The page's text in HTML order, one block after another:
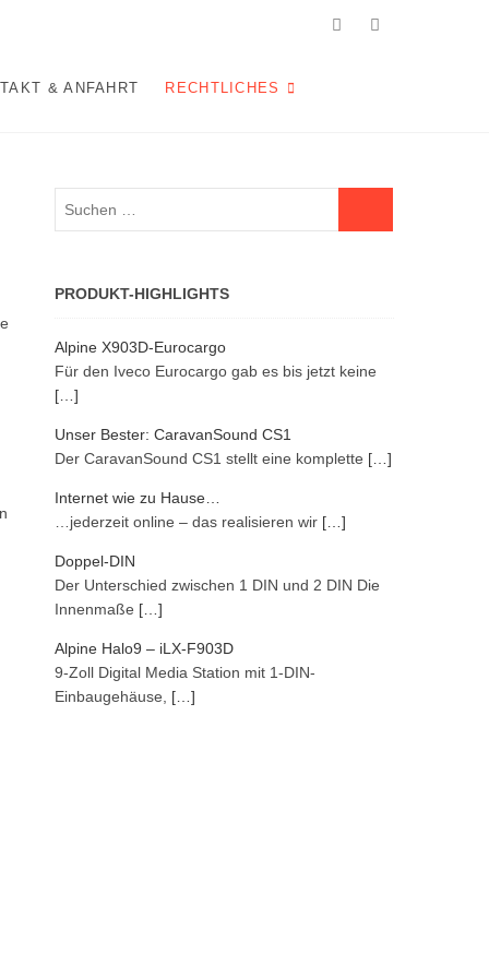
facebook
Lösungen.
& ANFAHRT RECHTLICHES
PRODUKT-HIGHLIGHTS
Alpine X903D-Eurocargo
Für den Iveco Eurocargo gab es bis jetzt keine
[…]
Unser Bester: CaravanSound CS1
Der CaravanSound CS1 stellt eine komplette […]
Internet wie zu Hause…
…jederzeit online – das realisieren wir […]
Doppel-DIN
Der Unterschied zwischen 1 DIN und 2 DIN Die
Innenmaße […]
Alpine Halo9 – iLX-F903D
9-Zoll Digital Media Station mit 1-DIN-
Einbaugehäuse, […]